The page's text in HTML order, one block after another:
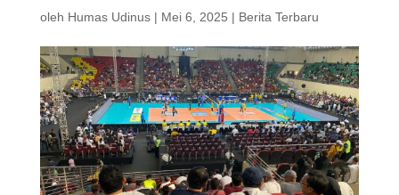
oleh Humas Udinus| Mei 6, 2025 | Berita Terbaru